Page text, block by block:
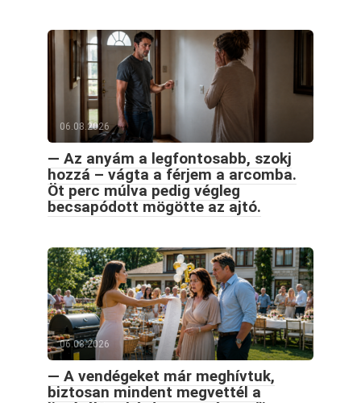
06.08.2026
— Az anyám a legfontosabb, szokj
hozzá – vágta a férjem a arcomba.
Öt perc múlva pedig végleg
becsapódott mögötte az ajtó.
06.08.2026
— A vendégeket már meghívtuk,
biztosan mindent megvettél a